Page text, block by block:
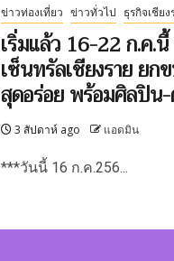
ข่าวท่องเที่ยว ข่าวทั่วไป ธุรกิจเชียง
เริ่มแล้ว 16-22 ก.ค.นี้
เซ็นทรัลเชียงราย ยก
สุดอร่อย พร้อมศิลปิน-
3 สัปดาห์ ago แอดมิน
***วันนี้ 16 ก.ค.256...